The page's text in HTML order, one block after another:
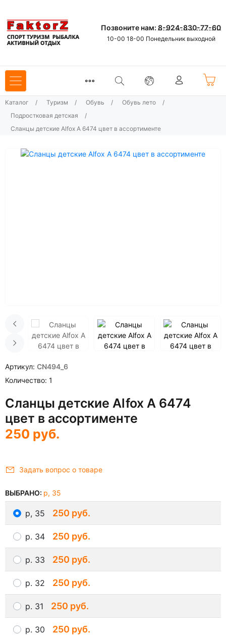
Позвоните нам: 8-924-830-77-60
10-00 18-00 Понедельник выходной
Каталог / Туризм / Обувь / Обувь лето
/
Подростковая детская
/
Сланцы детские Alfox A 6474 цвет в ассортименте
Артикул CN494_6
Количество 1
Сланцы детские Alfox A 6474
цвет в ассортименте
250 руб.
Задать вопрос о товаре
ВЫБРАНО: р, 35
р, 35 250 руб.
р. 34 250 руб.
р. 33 250 руб.
р. 32 250 руб.
р. 31 250 руб.
р. 30 250 руб.